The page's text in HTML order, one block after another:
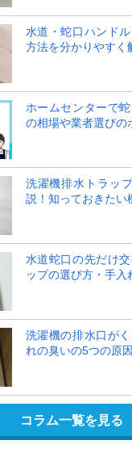
水道・蛇口ハンド
方法を分かりやすく
ホームセンターで
の相場や業者選びの
洗濯機排水トラッ
説！知っておきたい
水道蛇口の先だけ
ップの選び方・手入
洗濯機の排水口が
れの臭いの5つの原
コラム一覧を見る